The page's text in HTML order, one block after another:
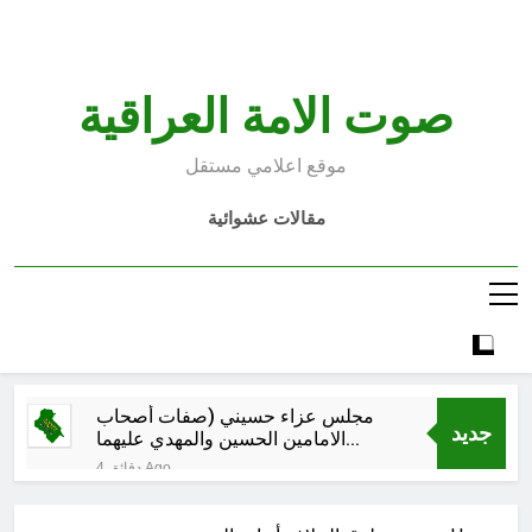
صوت الامة العراقية
موقع اعلامي مستقل
مقالات عشوائية
جديد
مجلس عزاء حسيني (صفات أصحاب
الامامين الحسين والمهدي عليهما
السلام)
4 دقائق Ago